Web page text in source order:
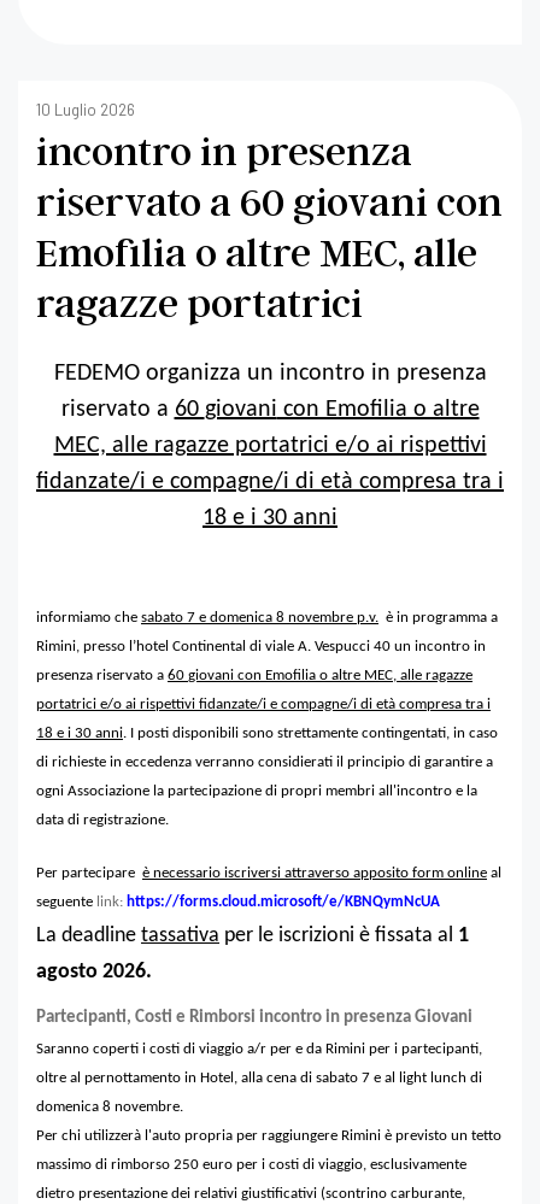
10 Luglio 2026
incontro in presenza
riservato a 60 giovani con
Emofilia o altre MEC, alle
ragazze portatrici
FEDEMO organizza un incontro in presenza
riservato a 60 giovani con Emofilia o altre
MEC, alle ragazze portatrici e/o ai rispettivi
fidanzate/i e compagne/i di età compresa tra i
18 e i 30 anni
informiamo che sabato 7 e domenica 8 novembre p.v. è in programma a
Rimini, presso l’hotel Continental di viale A. Vespucci 40 un incontro in
presenza riservato a 60 giovani con Emofilia o altre MEC, alle ragazze
portatrici e/o ai rispettivi fidanzate/i e compagne/i di età compresa tra i
18 e i 30 anni. I posti disponibili sono strettamente contingentati, in caso
di richieste in eccedenza verranno considierati il principio di garantire a
ogni Associazione la partecipazione di propri membri all'incontro e l a
data di registrazione.
Per partecipare è necessario iscriversi attraverso apposito form online al
seguente link: https://forms.cloud.microsoft/e/KBNQymNcUA
La deadline tassativa per le iscrizioni è fissata al 1
agosto 2026.
Partecipanti, Costi e Rimborsi incontro in presenza Giovani
Saranno coperti i costi di viaggio a/r per e da Rimini per i partecipanti,
oltre al pernottamento in Hotel, alla cena di sabato 7 e al light lunch di
domenica 8 novembre.
Per chi utilizzerà l'auto propria per raggiungere Rimini è previsto un tetto
massimo di rimborso 250 euro per i costi di viaggio, esclusivamente
dietro presentazione dei relativi giustificativi (scontrino carburante,